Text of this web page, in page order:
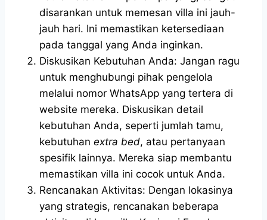
disarankan untuk memesan villa ini jauh-
jauh hari. Ini memastikan ketersediaan
pada tanggal yang Anda inginkan.
Diskusikan Kebutuhan Anda: Jangan ragu
untuk menghubungi pihak pengelola
melalui nomor WhatsApp yang tertera di
website mereka. Diskusikan detail
kebutuhan Anda, seperti jumlah tamu,
kebutuhan extra bed, atau pertanyaan
spesifik lainnya. Mereka siap membantu
memastikan villa ini cocok untuk Anda.
Rencanakan Aktivitas: Dengan lokasinya
yang strategis, rencanakan beberapa